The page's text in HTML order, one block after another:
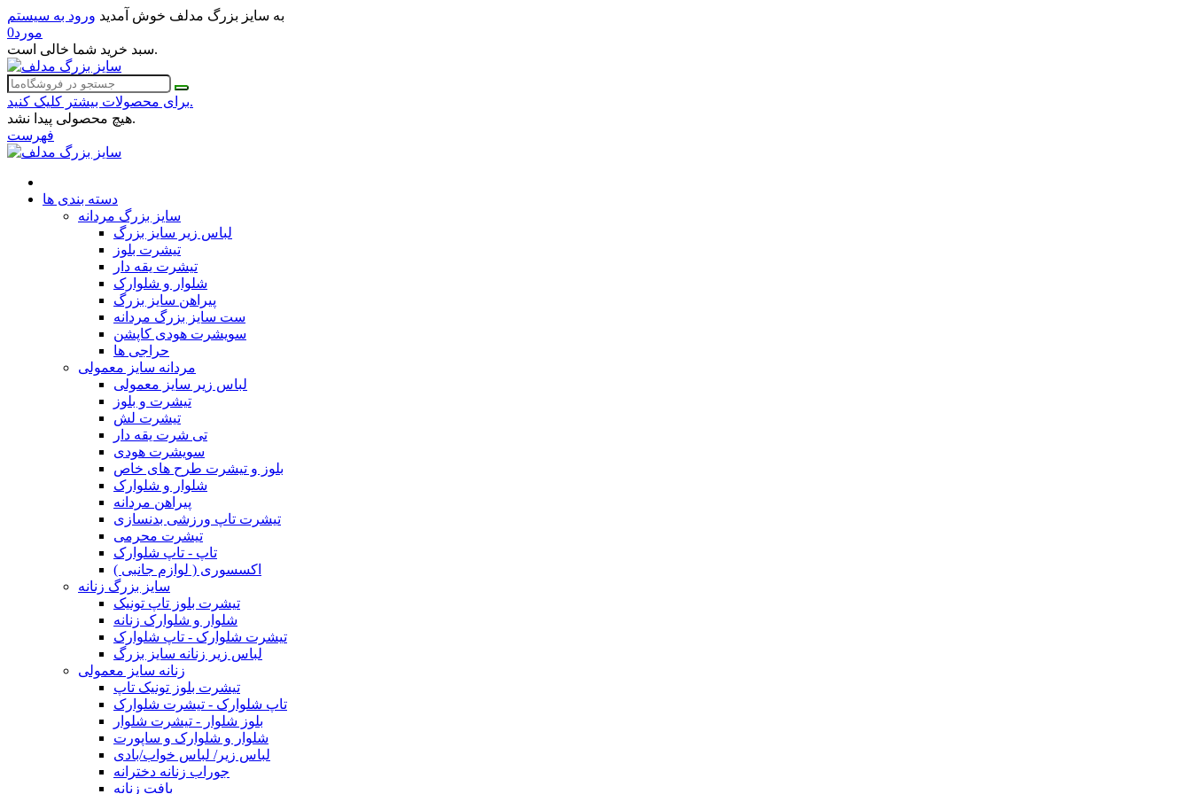
به سایز بزرگ مدلف خوش آمدید ورود به سیستم
0مورد
سبد خرید شما خالی است.
برای محصولات بیشتر کلیک کنید.
هیچ محصولی پیدا نشد.
فهرست
دسته بندی ها
سایز بزرگ مردانه
لباس زیر سایز بزرگ
تیشرت بلوز
تیشرت یقه دار
شلوار و شلوارک
پیراهن سایز بزرگ
ست سایز بزرگ مردانه
سویشرت هودی کاپشن
حراجی ها
مردانه سایز معمولی
لباس زیر سایز معمولی
تیشرت و بلوز
تیشرت لش
تی شرت یقه دار
سویشرت هودی
بلوز و تیشرت طرح های خاص
شلوار و شلوارک
پیراهن مردانه
تیشرت تاپ ورزشی بدنسازی
تیشرت محرمی
تاپ - تاپ شلوارک
اکسسوری ( لوازم جانبی )
سایز بزرگ زنانه
تیشرت بلوز تاپ تونیک
شلوار و شلوارک زنانه
تیشرت شلوارک - تاپ شلوارک
لباس زیر زنانه سایز بزرگ
زنانه سایز معمولی
تیشرت بلوز تونیک تاپ
تاپ شلوارک - تیشرت شلوارک
بلوز شلوار - تیشرت شلوار
شلوار و شلوارک و ساپورت
لباس زیر/ لباس خواب/بادی
جوراب زنانه دخترانه
بافت زنانه